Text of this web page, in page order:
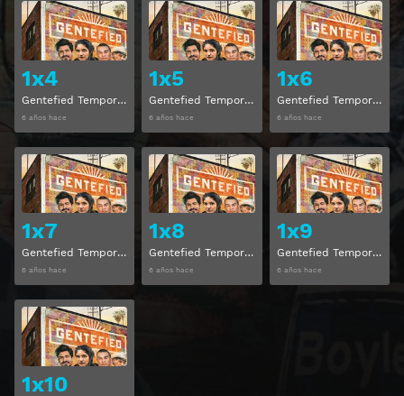
1x4
Gentefied Temporada 1 Capitulo 4
6 años hace
Ver
1x5
Gentefied Temporada 1 Capitulo 5
6 años hace
Ver
1x6
Gentefied Temporada 1 Capitulo 6
6 años hace
1x7
Gentefied Temporada 1 Capitulo 7
6 años hace
Ver
1x8
Gentefied Temporada 1 Capitulo 8
6 años hace
Ver
1x9
Gentefied Temporada 1 Capitulo 9
6 años hace
1x10